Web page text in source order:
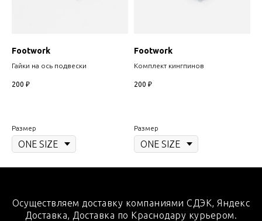
Footwork
Гайки на ось подвески
200 ₽
Размер
Footwork
Комплект кингпинов
200 ₽
Размер
Осуществляем доставку компаниями СДЭК, Яндекс
Доставка, Доставка по Краснодару курьером.